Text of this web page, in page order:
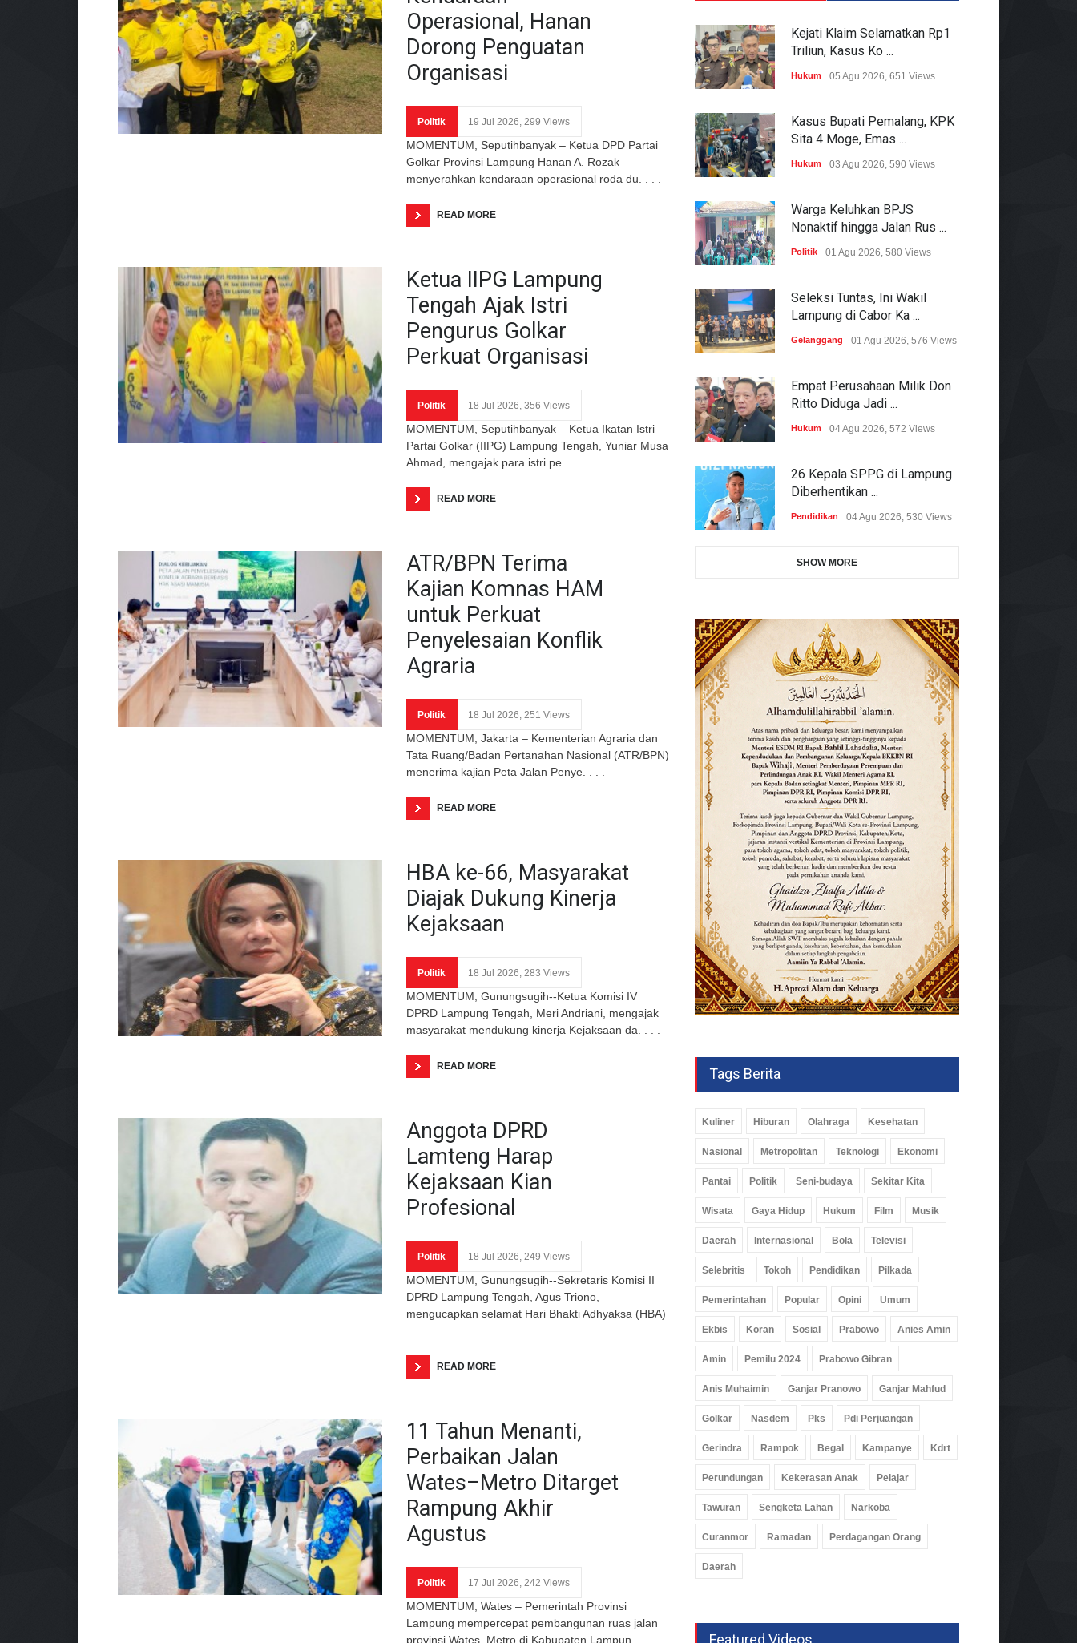
Operasional, Hanan
Dorong Penguatan
Organisasi
Politik 19 Jul 2026, 299 Views
MOMENTUM, Seputihbanyak – Ketua DPD Partai
Golkar Provinsi Lampung Hanan A. Rozak
menyerahkan kendaraan operasional roda du. . . .
READ MORE
Ketua IIPG Lampung
Tengah Ajak Istri
Pengurus Golkar
Perkuat Organisasi
Politik 18 Jul 2026, 356 Views
MOMENTUM, Seputihbanyak – Ketua Ikatan Istri
Partai Golkar (IIPG) Lampung Tengah, Yuniar Musa
Ahmad, mengajak para istri pe. . . .
READ MORE
ATR/BPN Terima
Kajian Komnas HAM
untuk Perkuat
Penyelesaian Konflik
Agraria
Politik 18 Jul 2026, 251 Views
MOMENTUM, Jakarta – Kementerian Agraria dan
Tata Ruang/Badan Pertanahan Nasional (ATR/BPN)
menerima kajian Peta Jalan Penye. . . .
READ MORE
HBA ke-66, Masyarakat
Diajak Dukung Kinerja
Kejaksaan
Politik 18 Jul 2026, 283 Views
MOMENTUM, Gunungsugih--Ketua Komisi IV
DPRD Lampung Tengah, Meri Andriani, mengajak
masyarakat mendukung kinerja Kejaksaan da. . . .
READ MORE
Anggota DPRD
Lamteng Harap
Kejaksaan Kian
Profesional
Politik 18 Jul 2026, 249 Views
MOMENTUM, Gunungsugih--Sekretaris Komisi II
DPRD Lampung Tengah, Agus Triono,
mengucapkan selamat Hari Bhakti Adhyaksa (HBA)
READ MORE
11 Tahun Menanti,
Perbaikan Jalan
Wates–Metro Ditarget
Rampung Akhir
Agustus
Politik 17 Jul 2026, 242 Views
MOMENTUM, Wates – Pemerintah Provinsi
Lampung mempercepat pembangunan ruas jalan
provinsi Wates–Metro di Kabupaten Lampun. . . .
Kejati Klaim Selamatkan Rp1
Triliun, Kasus Ko ...
Hukum 05 Agu 2026, 651 Views
Kasus Bupati Pemalang, KPK
Sita 4 Moge, Emas ...
Hukum 03 Agu 2026, 590 Views
Warga Keluhkan BPJS
Nonaktif hingga Jalan Rus ...
Politik 01 Agu 2026, 580 Views
Seleksi Tuntas, Ini Wakil
Lampung di Cabor Ka ...
Gelanggang 01 Agu 2026, 576 Views
Empat Perusahaan Milik Don
Ritto Diduga Jadi ...
Hukum 04 Agu 2026, 572 Views
26 Kepala SPPG di Lampung
Diberhentikan ...
Pendidikan 04 Agu 2026, 530 Views
SHOW MORE
Tags Berita
Kuliner Hiburan Olahraga Kesehatan
Nasional Metropolitan Teknologi Ekonomi
Pantai Politik Seni-budaya Sekitar Kita
Wisata Gaya Hidup Hukum Film Musik
Daerah Internasional Bola Televisi
Selebritis Tokoh Pendidikan Pilkada
Pemerintahan Popular Opini Umum
Ekbis Koran Sosial Prabowo Anies Amin
Amin Pemilu 2024 Prabowo Gibran
Anis Muhaimin Ganjar Pranowo Ganjar Mahfud
Golkar Nasdem Pks Pdi Perjuangan
Gerindra Rampok Begal Kampanye Kdrt
Perundungan Kekerasan Anak Pelajar
Tawuran Sengketa Lahan Narkoba
Curanmor Ramadan Perdagangan Orang
Daerah
Featured Videos